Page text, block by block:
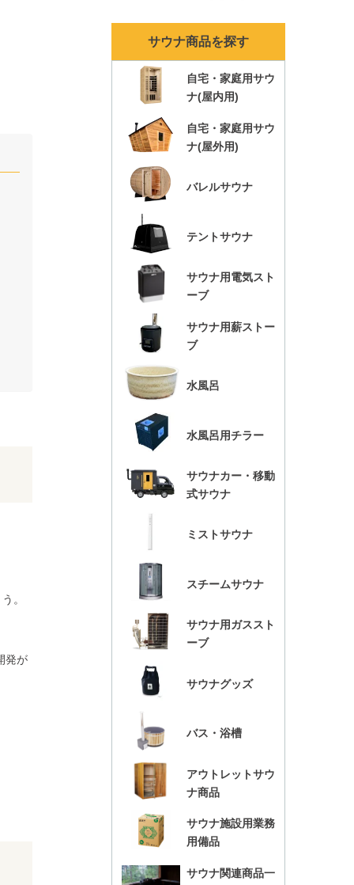
。
発が
サウナ商品を探す
自宅・家庭用サウ
ナ(屋内用)
自宅・家庭用サウ
ナ(屋外用)
バレルサウナ
テントサウナ
サウナ用電気スト
ーブ
サウナ用薪ストー
ブ
水風呂
水風呂用チラー
サウナカー・移動
式サウナ
ミストサウナ
スチームサウナ
サウナ用ガススト
ーブ
サウナグッズ
バス・浴槽
アウトレットサウ
ナ商品
サウナ施設用業務
用備品
サウナ関連商品一